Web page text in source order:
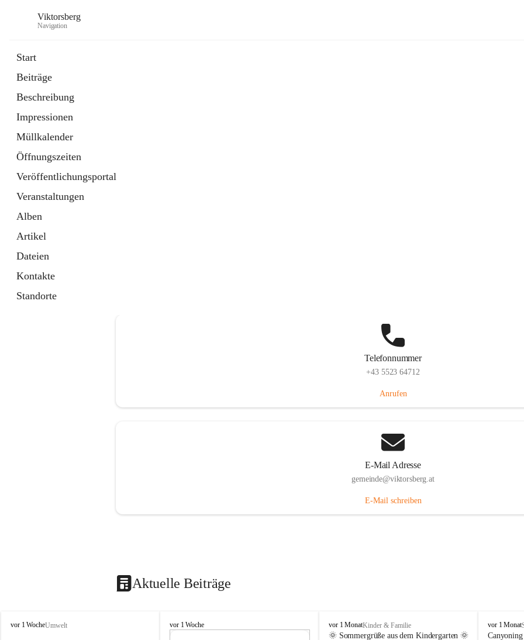
Viktorsberg
Navigation
Start
Beiträge
Beschreibung
Impressionen
Müllkalender
Öffnungszeiten
Veröffentlichungsportal
Veranstaltungen
Alben
Artikel
Dateien
Kontakte
Standorte
Telefonnummer
+43 5523 64712
Anrufen
E-Mail Adresse
gemeinde@viktorsberg.at
E-Mail schreiben
Aktuelle Beiträge
V
vor 1 WocheUmwelt
V
vor 1 Woche
V
i
vor 1 MonatKinder & Familie
🌞 Sommergrüße aus dem Kindergarten 🌞
V
i
vor 1 Monat